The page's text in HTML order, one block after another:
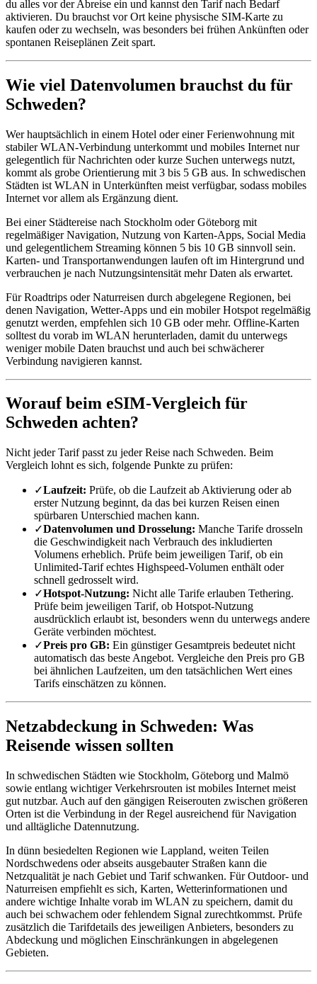
du alles vor der Abreise ein und kannst den Tarif nach Bedarf
aktivieren. Du brauchst vor Ort keine physische SIM-Karte zu
kaufen oder zu wechseln, was besonders bei frühen Ankünften oder
spontanen Reiseplänen Zeit spart.
Wie viel Datenvolumen brauchst du für
Schweden?
Wer hauptsächlich in einem Hotel oder einer Ferienwohnung mit
stabiler WLAN-Verbindung unterkommt und mobiles Internet nur
gelegentlich für Nachrichten oder kurze Suchen unterwegs nutzt,
kommt als grobe Orientierung mit 3 bis 5 GB aus. In schwedischen
Städten ist WLAN in Unterkünften meist verfügbar, sodass mobiles
Internet vor allem als Ergänzung dient.
Bei einer Städtereise nach Stockholm oder Göteborg mit
regelmäßiger Navigation, Nutzung von Karten-Apps, Social Media
und gelegentlichem Streaming können 5 bis 10 GB sinnvoll sein.
Karten- und Transportanwendungen laufen oft im Hintergrund und
verbrauchen je nach Nutzungsintensität mehr Daten als erwartet.
Für Roadtrips oder Naturreisen durch abgelegene Regionen, bei
denen Navigation, Wetter-Apps und ein mobiler Hotspot regelmäßig
genutzt werden, empfehlen sich 10 GB oder mehr. Offline-Karten
solltest du vorab im WLAN herunterladen, damit du unterwegs
weniger mobile Daten brauchst und auch bei schwächerer
Verbindung navigieren kannst.
Worauf beim eSIM-Vergleich für
Schweden achten?
Nicht jeder Tarif passt zu jeder Reise nach Schweden. Beim
Vergleich lohnt es sich, folgende Punkte zu prüfen:
✓Laufzeit: Prüfe, ob die Laufzeit ab Aktivierung oder ab
erster Nutzung beginnt, da das bei kurzen Reisen einen
spürbaren Unterschied machen kann.
✓Datenvolumen und Drosselung: Manche Tarife drosseln
die Geschwindigkeit nach Verbrauch des inkludierten
Volumens erheblich. Prüfe beim jeweiligen Tarif, ob ein
Unlimited-Tarif echtes Highspeed-Volumen enthält oder
schnell gedrosselt wird.
✓Hotspot-Nutzung: Nicht alle Tarife erlauben Tethering.
Prüfe beim jeweiligen Tarif, ob Hotspot-Nutzung
ausdrücklich erlaubt ist, besonders wenn du unterwegs andere
Geräte verbinden möchtest.
✓Preis pro GB: Ein günstiger Gesamtpreis bedeutet nicht
automatisch das beste Angebot. Vergleiche den Preis pro GB
bei ähnlichen Laufzeiten, um den tatsächlichen Wert eines
Tarifs einschätzen zu können.
Netzabdeckung in Schweden: Was
Reisende wissen sollten
In schwedischen Städten wie Stockholm, Göteborg und Malmö
sowie entlang wichtiger Verkehrsrouten ist mobiles Internet meist
gut nutzbar. Auch auf den gängigen Reiserouten zwischen größeren
Orten ist die Verbindung in der Regel ausreichend für Navigation
und alltägliche Datennutzung.
In dünn besiedelten Regionen wie Lappland, weiten Teilen
Nordschwedens oder abseits ausgebauter Straßen kann die
Netzqualität je nach Gebiet und Tarif schwanken. Für Outdoor- und
Naturreisen empfiehlt es sich, Karten, Wetterinformationen und
andere wichtige Inhalte vorab im WLAN zu speichern, damit du
auch bei schwachem oder fehlendem Signal zurechtkommst. Prüfe
zusätzlich die Tarifdetails des jeweiligen Anbieters, besonders zu
Abdeckung und möglichen Einschränkungen in abgelegenen
Gebieten.